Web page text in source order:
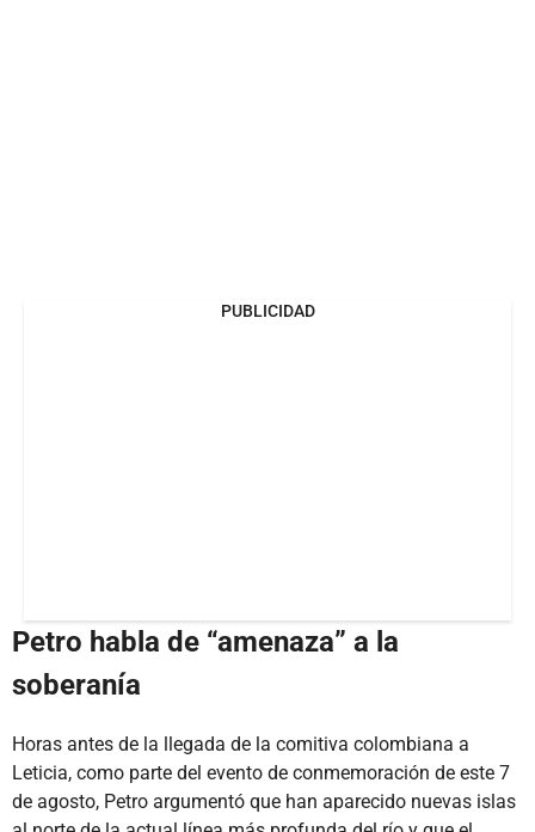
PUBLICIDAD
Petro habla de “amenaza” a la
soberanía
Horas antes de la llegada de la comitiva colombiana a
Leticia, como parte del evento de conmemoración de este 7
de agosto, Petro argumentó que han aparecido nuevas islas